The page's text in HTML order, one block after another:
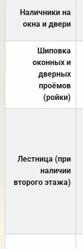
Наличники на
окна и двери
Шиповка
оконных и
дверных
проёмов
(ройки)
Лестница (при
наличии
второго этажа)